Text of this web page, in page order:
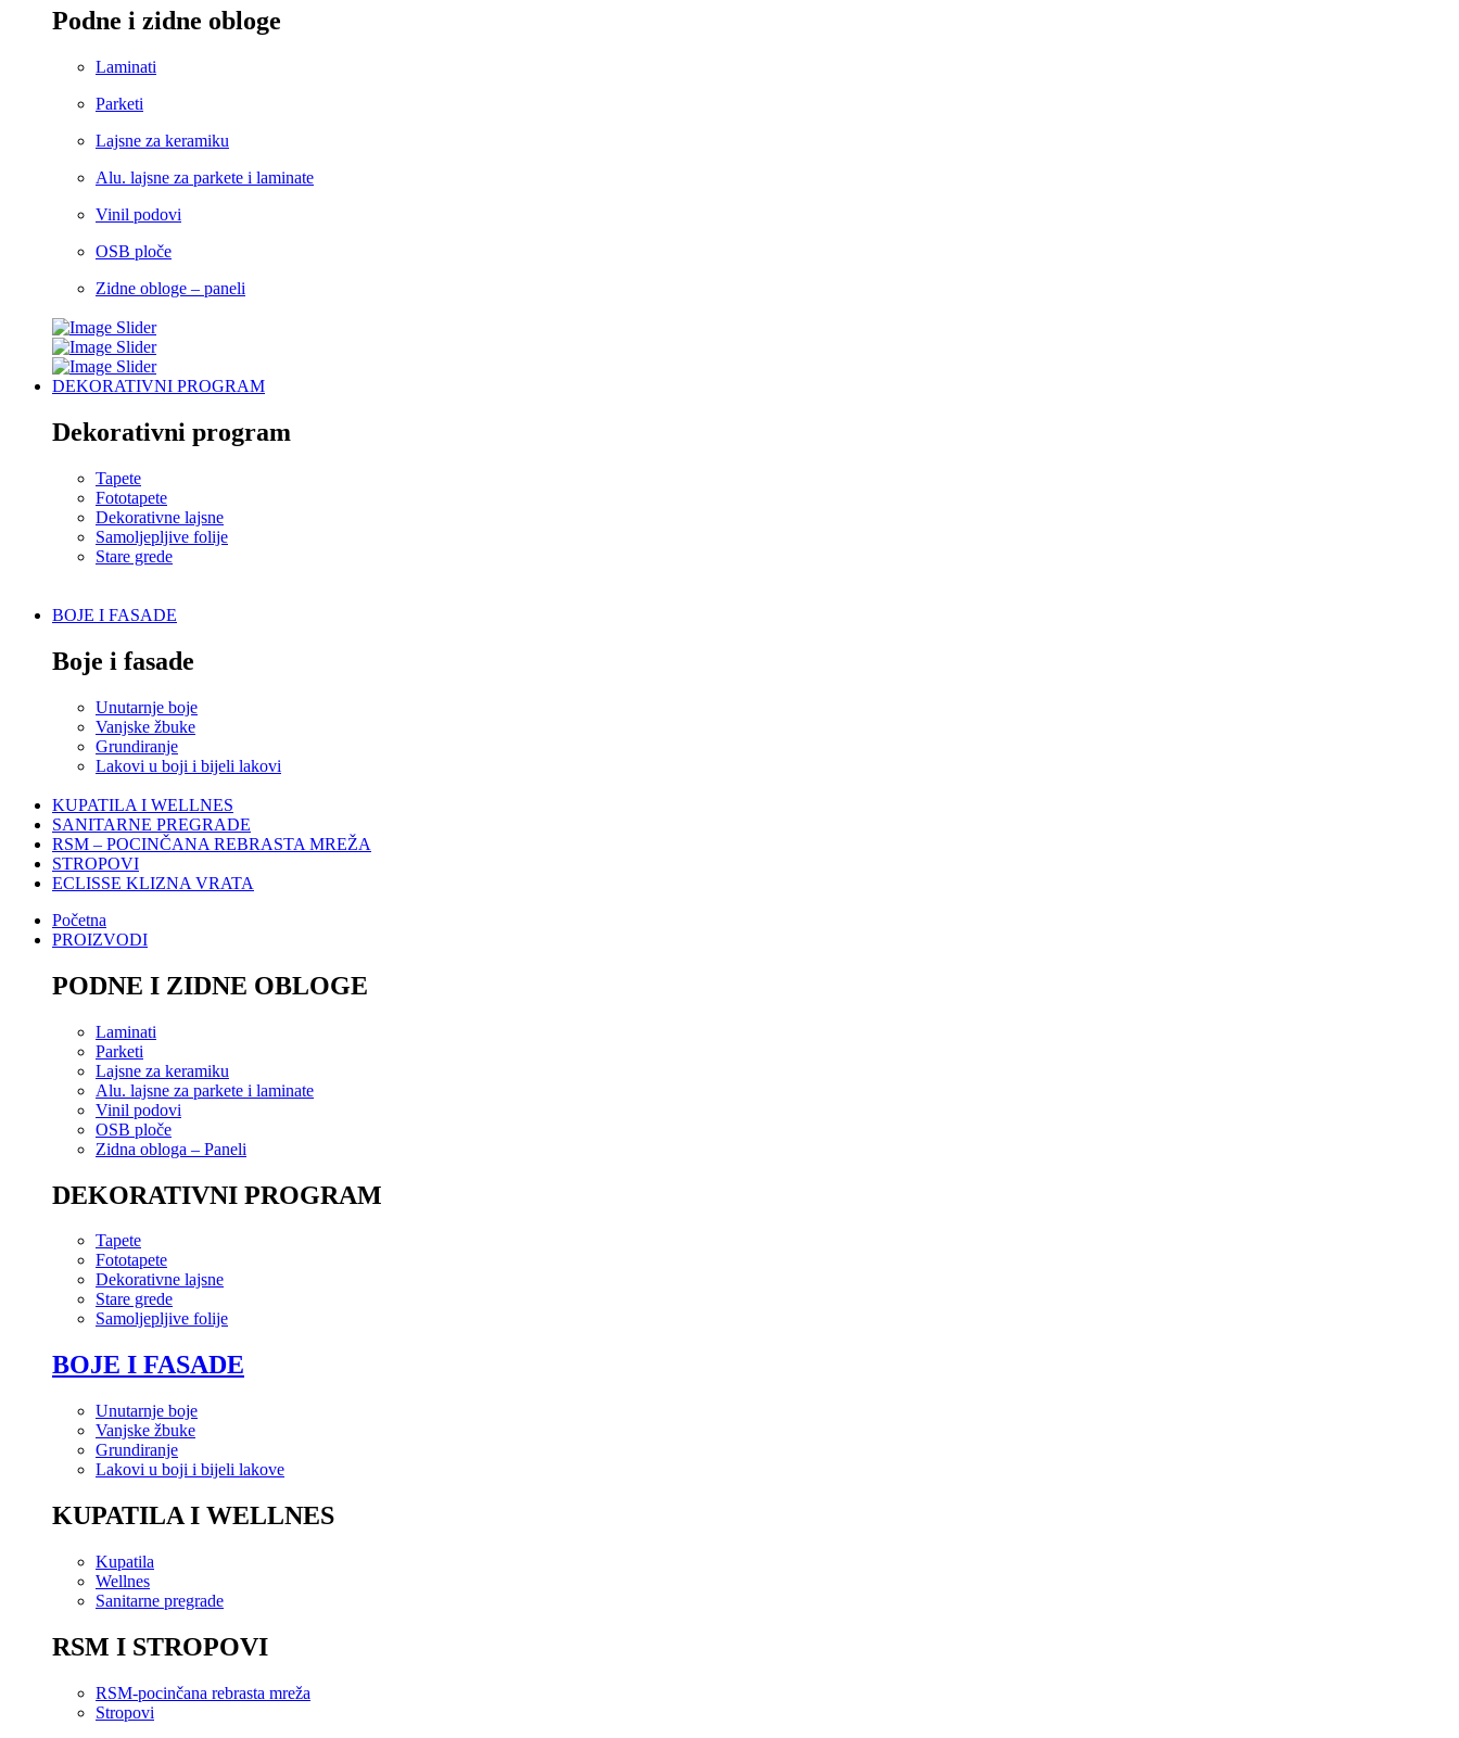
Podne i zidne obloge
Laminati
Parketi
Lajsne za keramiku
Alu. lajsne za parkete i laminate
Vinil podovi
OSB ploče
Zidne obloge – paneli
DEKORATIVNI PROGRAM
Dekorativni program
Tapete
Fototapete
Dekorativne lajsne
Samoljepljive folije
Stare grede
BOJE I FASADE
Boje i fasade
Unutarnje boje
Vanjske žbuke
Grundiranje
Lakovi u boji i bijeli lakovi
KUPATILA I WELLNES
SANITARNE PREGRADE
RSM – POCINČANA REBRASTA MREŽA
STROPOVI
ECLISSE KLIZNA VRATA
Početna
PROIZVODI
PODNE I ZIDNE OBLOGE
Laminati
Parketi
Lajsne za keramiku
Alu. lajsne za parkete i laminate
Vinil podovi
OSB ploče
Zidna obloga – Paneli
DEKORATIVNI PROGRAM
Tapete
Fototapete
Dekorativne lajsne
Stare grede
Samoljepljive folije
BOJE I FASADE
Unutarnje boje
Vanjske žbuke
Grundiranje
Lakovi u boji i bijeli lakove
KUPATILA I WELLNES
Kupatila
Wellnes
Sanitarne pregrade
RSM I STROPOVI
RSM-pocinčana rebrasta mreža
Stropovi